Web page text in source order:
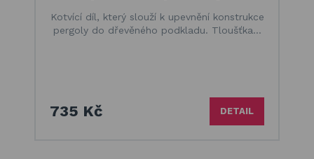
Kotvící díl, který slouží k upevnění konstrukce
pergoly do dřevěného podkladu. Tloušťka…
735 Kč DETAIL